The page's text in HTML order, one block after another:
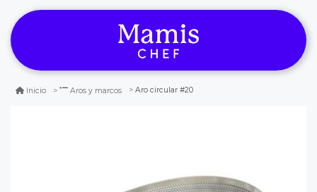
Inicio Aros y marcos Aro circular #20